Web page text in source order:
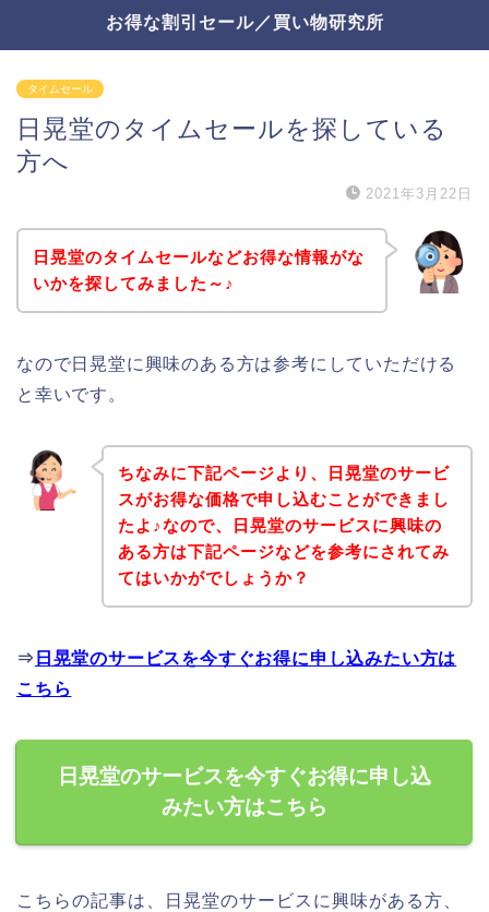
お得な割引セール／買い物研究所
タイムセール
日晃堂のタイムセールを探している
方へ
2021年3月22日
日晃堂のタイムセールなどお得な情報がな
いかを探してみました～♪
なので日晃堂に興味のある方は参考にしていただける
と幸いです。
ちなみに下記ページより、日晃堂のサービ
スがお得な価格で申し込むことができまし
たよ♪なので、日晃堂のサービスに興味の
ある方は下記ページなどを参考にされてみ
てはいかがでしょうか？
⇒ 日晃堂のサービスを今すぐお得に申し込みたい方は
こちら
日晃堂のサービスを今すぐお得に申し込
みたい方はこちら
こちらの記事は、日晃堂のサービスに興味がある方、